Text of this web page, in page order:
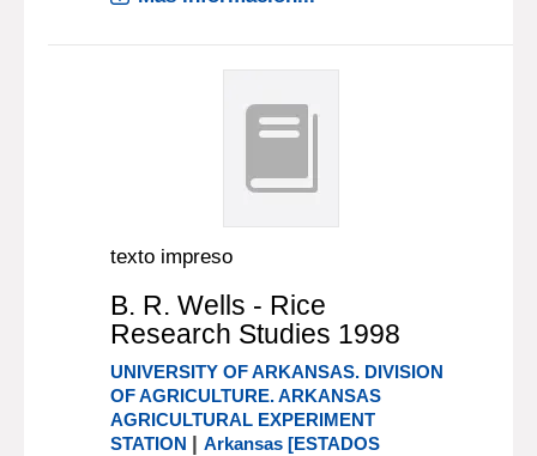
texto impreso
B. R. Wells - Rice
Research Studies 1998
UNIVERSITY OF ARKANSAS. DIVISION
OF AGRICULTURE. ARKANSAS
AGRICULTURAL EXPERIMENT
STATION |Arkansas [ESTADOS